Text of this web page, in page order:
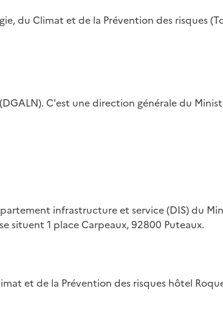
du Climat et de la Prévention des risques
C'est une direction générale du
infrastructure et service (DIS) du
situent 1 place Carpeaux, 92800 Puteaux.
et de la Prévention des risques hôtel